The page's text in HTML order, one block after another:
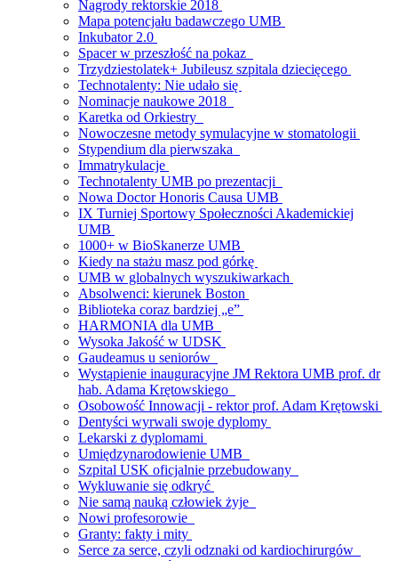
Nagrody rektorskie 2018
Mapa potencjału badawczego UMB
Inkubator 2.0
Spacer w przeszłość na pokaz
Trzydziestolatek+ Jubileusz szpitala dziecięcego
Technotalenty: Nie udało się
Nominacje naukowe 2018
Karetka od Orkiestry
Nowoczesne metody symulacyjne w stomatologii
Stypendium dla pierwszaka
Immatrykulacje
Technotalenty UMB po prezentacji
Nowa Doctor Honoris Causa UMB
IX Turniej Sportowy Społeczności Akademickiej
UMB
1000+ w BioSkanerze UMB
Kiedy na stażu masz pod górkę
UMB w globalnych wyszukiwarkach
Absolwenci: kierunek Boston
Biblioteka coraz bardziej „e”
HARMONIA dla UMB
Wysoka Jakość w UDSK
Gaudeamus u seniorów
Wystąpienie inauguracyjne JM Rektora UMB prof. dr
hab. Adama Krętowskiego
Osobowość Innowacji - rektor prof. Adam Krętowski
Dentyści wyrwali swoje dyplomy
Lekarski z dyplomami
Umiędzynarodowienie UMB
Szpital USK oficjalnie przebudowany
Wykluwanie się odkryć
Nie samą nauką człowiek żyje
Nowi profesorowie
Granty: fakty i mity
Serce za serce, czyli odznaki od kardiochirurgów